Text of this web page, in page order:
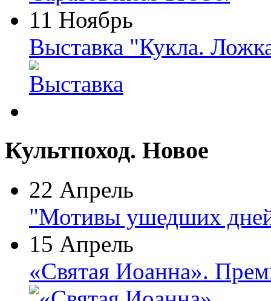
11 Ноябрь
Выставка "Кукла.
Культпоход. Новое
22 Апрель
"Мотивы ушедших
15 Апрель
«Святая Иоанна».